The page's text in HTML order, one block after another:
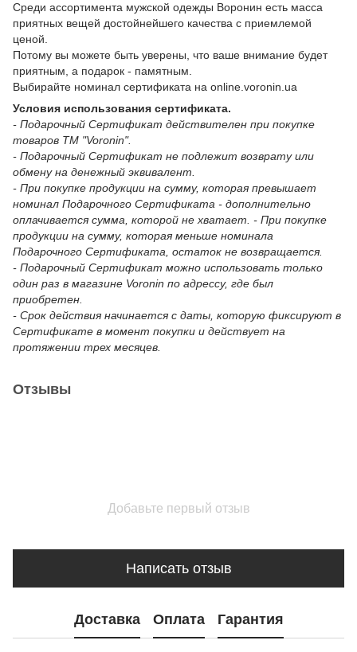
Среди ассортимента мужской одежды Воронин есть масса
приятных вещей достойнейшего качества с приемлемой
ценой.
Потому вы можете быть уверены, что ваше внимание будет
приятным, а подарок - памятным.
Выбирайте номинал сертификата на оnline.voronin.ua
Условия использования сертификата.
- Подарочный Сертификат действителен при покупке
товаров ТМ "Voronin".
- Подарочный Сертификат не подлежит возврату или
обмену на денежный эквивалент.
- При покупке продукции на сумму, которая превышает
номинал Подарочного Сертификата - дополнительно
оплачивается сумма, которой не хватает. - При покупке
продукции на сумму, которая меньше номинала
Подарочного Сертификата, остаток не возвращается.
- Подарочный Сертификат можно использовать только
один раз в магазине Voronin по адрессу, где был
приобретен.
- Срок действия начинается с даты, которую фиксируют в
Сертификате в момент покупки и действует на
протяжении трех месяцев.
Отзывы
Добавьте первый отзыв
Написать отзыв
Доставка Оплата Гарантия